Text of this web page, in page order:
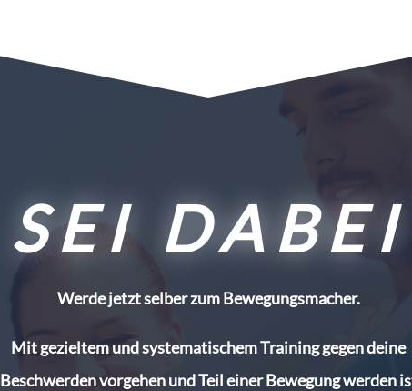
SEI DABEI
Werde jetzt selber zum Bewegungsmacher.
Mit gezieltem und systematischem Training gegen deine
Beschwerden vorgehen und Teil einer Bewegung werden